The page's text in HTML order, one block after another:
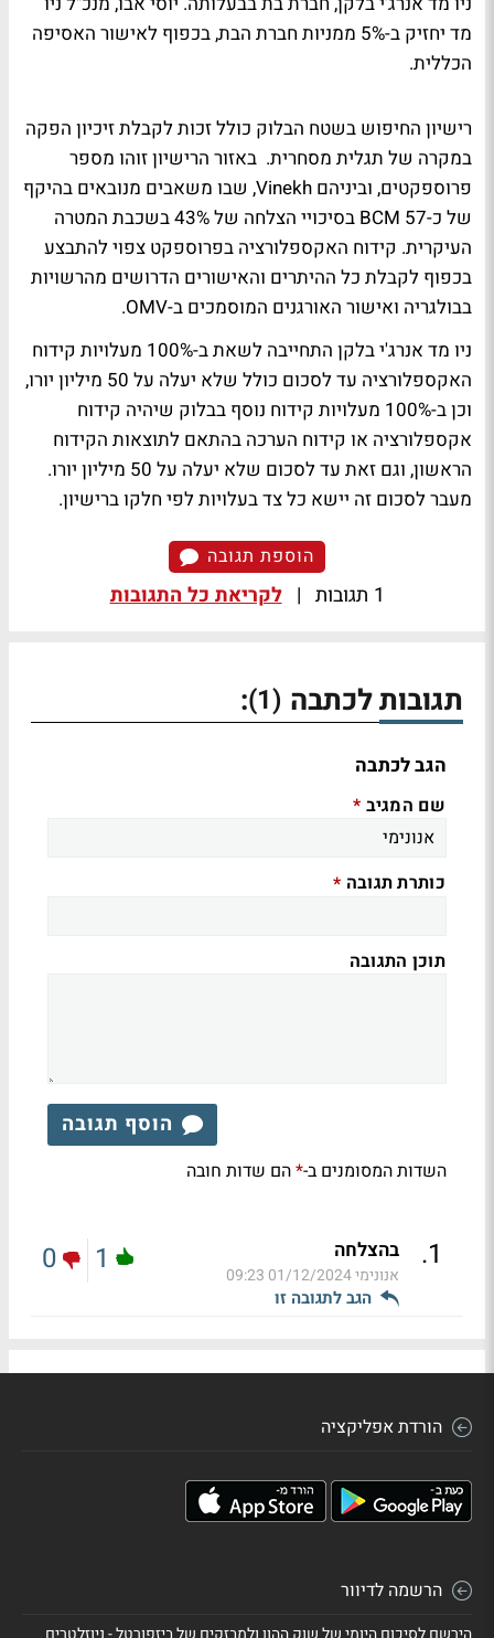
מד יחזיק ב-5% ממניות חברת הבת, בכפוף לאישור האסיפה
הכללית.
רישיון החיפוש בשטח הבלוק כולל זכות לקבלת זיכיון הפקה
במקרה של תגלית מסחרית. באזור הרישיון זוהו מספר
פרוספקטים, וביניהם Vinekh, שבו משאבים מנובאים בהיקף
של כ-57 BCM בסיכויי הצלחה של 43% בשכבת המטרה
העיקרית. קידוח האקספלורציה בפרוספקט צפוי להתבצע
בכפוף לקבלת כל ההיתרים והאישורים הדרושים מהרשויות
בבולגריה ואישור האורגנים המוסמכים ב-OMV.
ניו מד אנרג'י בלקן התחייבה לשאת ב-100% מעלויות קידוח
האקספלורציה עד לסכום כולל שלא יעלה על 50 מיליון יורו,
וכן ב-100% מעלויות קידוח נוסף בבלוק שיהיה קידוח
אקספלורציה או קידוח הערכה בהתאם לתוצאות הקידוח
הראשון, וגם זאת עד לסכום שלא יעלה על 50 מיליון יורו.
מעבר לסכום זה יישא כל צד בעלויות לפי חלקו ברישיון.
הוספת תגובה
1 תגובות | לקריאת כל התגובות
תגובות לכתבה (1)
:
הגב לכתבה
שם המגיב *
כותרת תגובה *
תוכן התגובה
הוסף תגובה
השדות המסומנים ב-*הם שדות חובה
1
. בהצלחה
אנונימי01/12/2024 09:23
הגב לתגובה זו
1
0
הורדת אפליקציה
הרשמה לדיוור